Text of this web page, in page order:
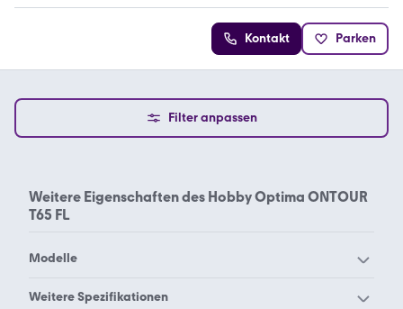
Kontakt Parken
Filter anpassen
Weitere Eigenschaften des Hobby Optima ONTOUR
T65 FL
Modelle
Hobby 720 ukfe
Weitere Spezifikationen